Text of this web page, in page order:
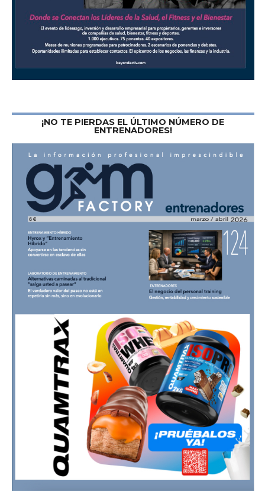
¡NO TE PIERDAS EL ÚLTIMO NÚMERO DE
ENTRENADORES!